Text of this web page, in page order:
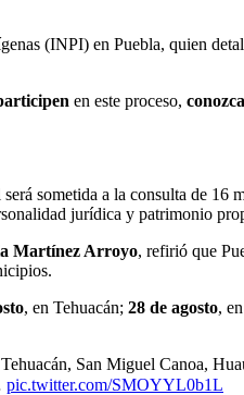
(INPI) en Puebla, quien
en este proceso,
será sometida a la consulta de 16
jurídica y patrimonio
Martínez Arroyo, refirió que
, en Tehuacán; 28 de agosto,
San Miguel Canoa,
pic.twitter.com/SMOYYL0b1L